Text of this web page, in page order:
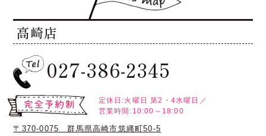
高崎店
027-386-2345
定休日:火曜日 第2・4水曜日／
営業時間:10:00～18:00
〒370-0075 群馬県高崎市筑縄町50-5